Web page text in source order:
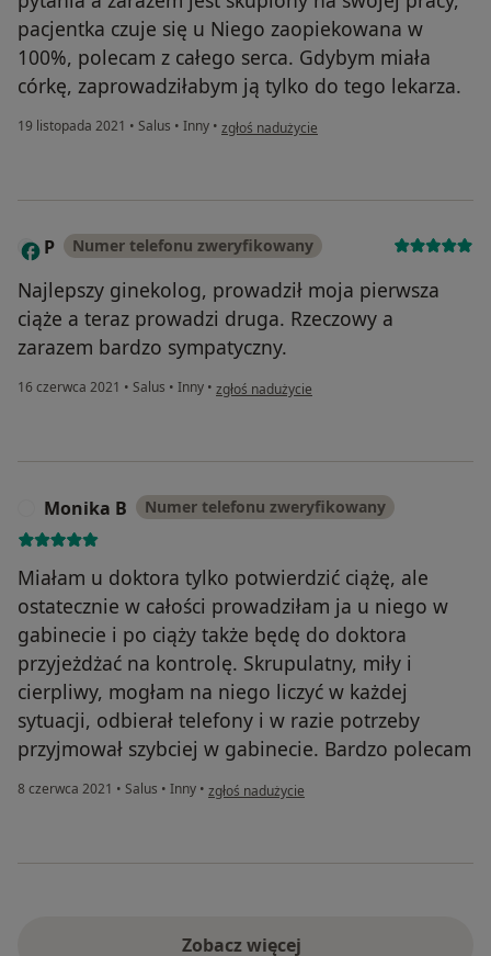
pacjentka czuje się u Niego zaopiekowana w
100%, polecam z całego serca. Gdybym miała
córkę, zaprowadziłabym ją tylko do tego lekarza.
19 listopada 2021 • Salus • Inny • w opinii użytkownika Aneta Sz
zgłoś nadużycie
P Numer telefonu zweryfikowany
Najlepszy ginekolog, prowadził moja pierwsza
ciąże a teraz prowadzi druga. Rzeczowy a
zarazem bardzo sympatyczny.
16 czerwca 2021 • Salus • Inny • w opinii użytkownika P
zgłoś nadużycie
Monika B Numer telefonu zweryfikowany
Miałam u doktora tylko potwierdzić ciążę, ale
ostatecznie w całości prowadziłam ja u niego w
gabinecie i po ciąży także będę do doktora
przyjeżdżać na kontrolę. Skrupulatny, miły i
cierpliwy, mogłam na niego liczyć w każdej
sytuacji, odbierał telefony i w razie potrzeby
przyjmował szybciej w gabinecie. Bardzo polecam
8 czerwca 2021 • Salus • Inny • w opinii użytkownika Monika B
zgłoś nadużycie
Zobacz więcej